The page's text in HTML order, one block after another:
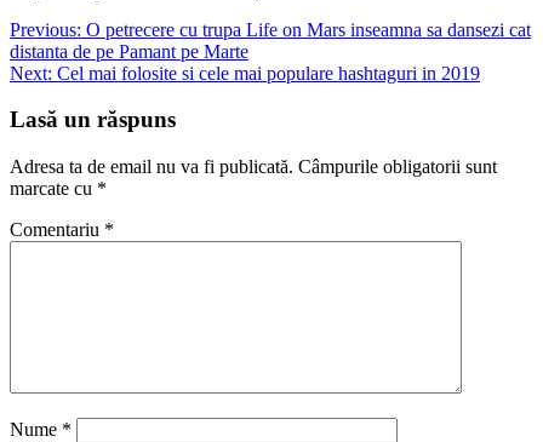
Navigare
în
Previous: O petrecere cu trupa Life on Mars inseamna sa dansezi cat
distanta de pe Pamant pe Marte
Next: Cel mai folosite si cele mai populare hashtaguri in 2019
Lasă un răspuns
Adresa ta de email nu va fi publicată. Câmpurile obligatorii sunt
marcate cu *
Comentariu *
Nume *